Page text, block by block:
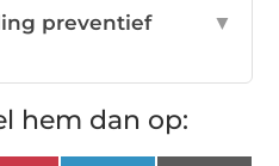
preventief
▼
hem dan op: